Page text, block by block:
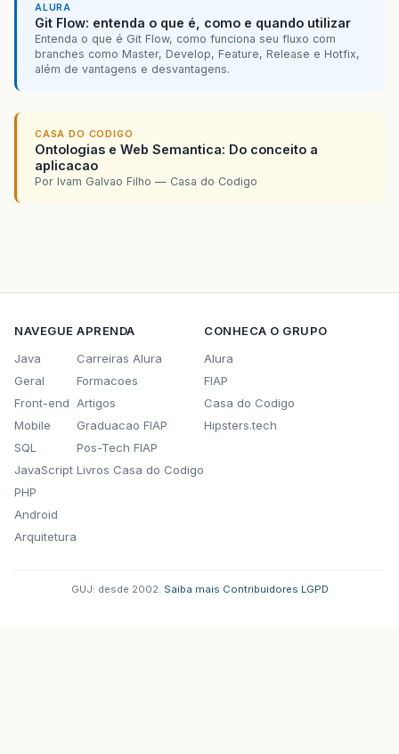
ALURA
Git Flow: entenda o que é, como e quando utilizar
Entenda o que é Git Flow, como funciona seu fluxo com
branches como Master, Develop, Feature, Release e Hotfix,
além de vantagens e desvantagens.
CASA DO CODIGO
Ontologias e Web Semantica: Do conceito a
aplicacao
Por Ivam Galvao Filho — Casa do Codigo
NAVEGUE
Java
Geral
Front-end
Mobile
SQL
JavaScript
PHP
Android
Arquitetura
APRENDA
Carreiras Alura
Formacoes
Artigos
Graduacao FIAP
Pos-Tech FIAP
Livros Casa do Codigo
CONHECA O GRUPO
Alura
FIAP
Casa do Codigo
Hipsters.tech
GUJ: desde 2002. Saiba mais Contribuidores LGPD